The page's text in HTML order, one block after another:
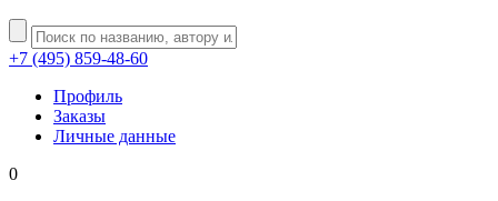
+7 (495) 859-48-60
Профиль
Заказы
Личные данные
0